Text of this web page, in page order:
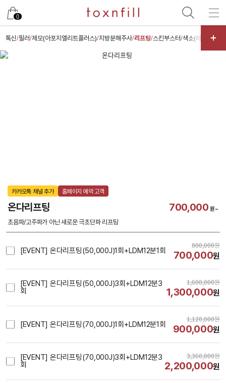
0
톡신/필러/제모(아포지엘리트플러스)/지방분해주사/리프팅/스킨부스터/색소(레이저)/
카카오톡 채널 추가 홈페이지 예약 고객
온다리프팅 700,000 원~
카카
초음파/고주파가 아닌 새로운 극초단파 리프팅
[EVENT] 온다리프팅(50,000J)1회+LDM12분1회
800,000원
700,000원
[EVENT] 온다리프팅(50,000J)3회+LDM12분3
회
1,600,000원
1,300,000원
[EVENT] 온다리프팅(70,000J)1회+LDM12분1회
1,120,000원
900,000원
[EVENT] 온다리프팅(70,000J)3회+LDM12분3
회
3,360,000원
2,200,000원